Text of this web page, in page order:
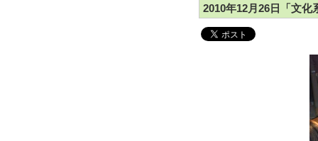
2010年12月26日「文化